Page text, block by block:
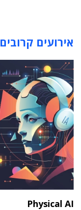
אירועים קרובים
Physical AI